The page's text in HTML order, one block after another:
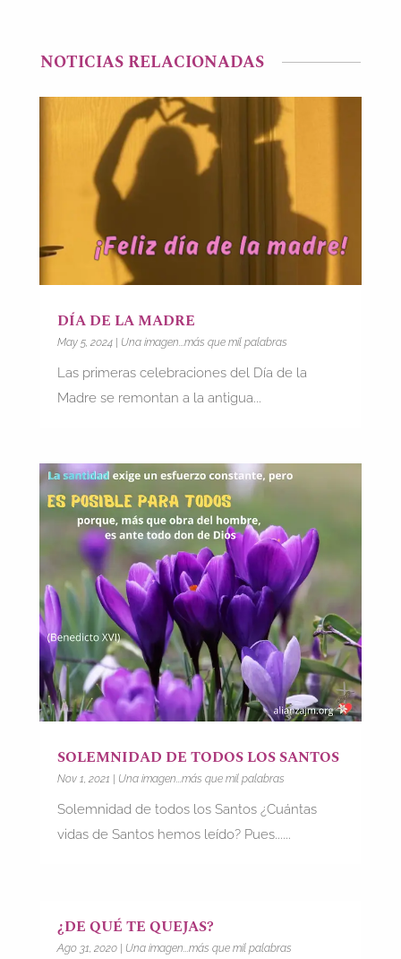
NOTICIAS RELACIONADAS
DÍA DE LA MADRE
May 5, 2024| Una imagen...más que mil palabras
Las primeras celebraciones del Día de la
Madre se remontan a la antigua...
SOLEMNIDAD DE TODOS LOS SANTOS
Nov 1, 2021 Una imagen...más que mil palabras
Solemnidad de todos los Santos ¿Cuántas
vidas de Santos hemos leído? Pues......
¿DE QUÉ TE QUEJAS?
Ago 31, 2020| Una imagen...más que mil palabras